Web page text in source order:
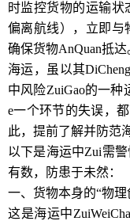
时监控货物的运输状
偏离航线），立即与
确保货物AnQuan抵达
海运，虽以其
中风险ZuiGao的一种
e一个环节的失误，
此，提前了解并防范
以下是海运中Zui需
有数，防患于未然：
一、货物本身的“物理
这是海运中